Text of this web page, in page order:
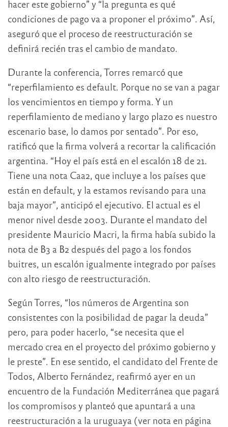
hacer este gobierno” y “la pregunta es qué
condiciones de pago va a proponer el próximo”. Así,
aseguró que el proceso de reestructuración se
definirá recién tras el cambio de mandato.
Durante la conferencia, Torres remarcó que
“reperfilamiento es default. Porque no se van a pagar
los vencimientos en tiempo y forma. Y un
reperfilamiento de mediano y largo plazo es nuestro
escenario base, lo damos por sentado”. Por eso,
ratificó que la firma volverá a recortar la calificación
argentina. “Hoy el país está en el escalón 18 de 21.
Tiene una nota Caa2, que incluye a los países que
están en default, y la estamos revisando para una
baja mayor”, anticipó el ejecutivo. El actual es el
menor nivel desde 2003. Durante el mandato del
presidente Mauricio Macri, la firma había subido la
nota de B3 a B2 después del pago a los fondos
buitres, un escalón igualmente integrado por países
con alto riesgo de reestructuración.
Según Torres, “los números de Argentina son
consistentes con la posibilidad de pagar la deuda”
pero, para poder hacerlo, “se necesita que el
mercado crea en el proyecto del próximo gobierno y
le preste”. En ese sentido, el candidato del Frente de
Todos, Alberto Fernández, reafirmó ayer en un
encuentro de la Fundación Mediterránea que pagará
los compromisos y planteó que apuntará a una
reestructuración a la uruguaya (ver nota en página